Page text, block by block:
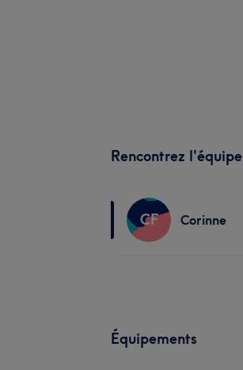
Rencontrez l'équipe
CF Corinne
Équipements